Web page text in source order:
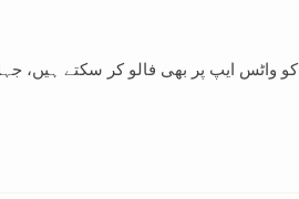
واٹس ایپ پر بھی فالو کر سکتے ہیں،